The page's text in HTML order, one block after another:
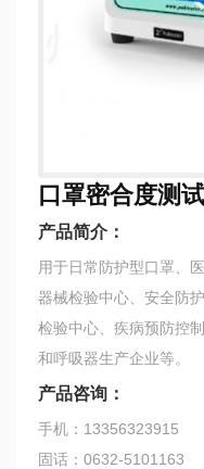
口罩密合度测
产品简介：
用于日常防护型口罩、
器械检验中心、安全防
检验中心、疾病预防控
和呼吸器生产企业等。
产品咨询：
手机：13356323915
固话：0632-5101163